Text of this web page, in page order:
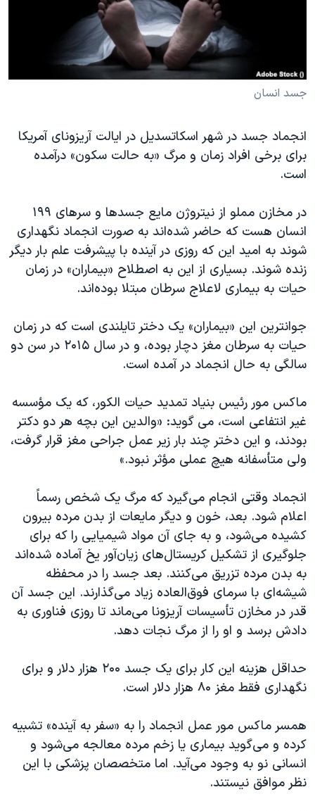
حقوق شهروندی
علم و فناوری
گالری عکس
آرشیو پخش زنده
انتخابات ریاست جمهوری آمریکا ۲۰۲۴
حمله جمهوری اسلامی به اسرائیل
رمز مهسا
اعتراضات زن، زندگی، آزادی
مجموعه مستندهای دادخواهی
دادگاه حمید نوری
چهل سال گروگان‌گیری
قانون شفافیت دارائی کادر رهبری ایران
اعتراضات مردمی آبان ۹۸
نرگس محمدی برنده جایزه نوبل صلح
همایش محافظه‌کاران آمریکا «سی‌پک»
سفر پرزیدنت ترامپ به چین
جسد انسان
انجماد جسد در شهر اسکاتسدیل در ایالت آریزونای آمریکا
برای برخی افراد زمان و مرگ «به حالت سکون» درآمده
است.
در مخازن مملو از نیتروژن مایع جسدها و سرهای ۱۹۹
انسان هست که حاضر شده‌اند به صورت انجماد نگهداری
شوند به امید این که روزی در آینده با پیشرفت علم بار دیگر
زنده شوند. بسیاری از این به اصطلاح «بیماران» در زمان
حیات به بیماری لاعلاج سرطان مبتلا بوده‌اند.
جوانترین این «بیماران» یک دختر تایلندی است که در زمان
حیات به سرطان مغز دچار بوده، و در سال ۲۰۱۵ در سن دو
سالگی به حال انجماد در آمده است.
ماکس مور رئیس بنیاد تمدید حیات الکور، که یک مؤسسه
غیر انتفاعی است، می گوید: «والدین این بچه هر دو دکتر
بودند، و این دختر چند بار زیر عمل جراحی مغز قرار گرفت،
ولی متأسفانه هیچ عملی مؤثر نبود.»
انجماد وقتی انجام می‌گیرد که مرگ یک شخص رسماً
اعلام شود. بعد، خون و دیگر مایعات از بدن مرده بیرون
کشیده می‌شود، و به جای آن مواد شیمیایی را که برای
جلوگیری از تشکیل کریستال‌های زیان‌آور یخ آماده شده‌اند
به بدن مرده تزریق می‌کنند. بعد جسد را در محفظه
شیشه‌ای با سرمای فوق‌العاده زیاد می‌گذارند. این جسد آن
قدر در مخازن تأسیسات آریزونا می‌ماند تا روزی فناوری به
دادش برسد و او را از مرگ نجات دهد.
حداقل هزینه این کار برای یک جسد ۲۰۰ هزار دلار و برای
نگهداری فقط مغز ۸۰ هزار دلار است.
همسر ماکس مور عمل انجماد را به «سفر به آینده» تشبیه
کرده و می‌گوید بیماری یا زخم مرده معالجه می‌شود و
انسانی نو به وجود می‌آید. اما متخصصان پزشکی با این
نظر موافق نیستند.